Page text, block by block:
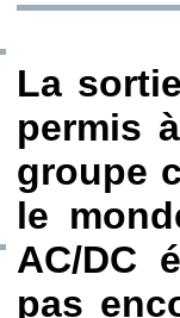
La
permis
groupe
le
AC/DC
pas